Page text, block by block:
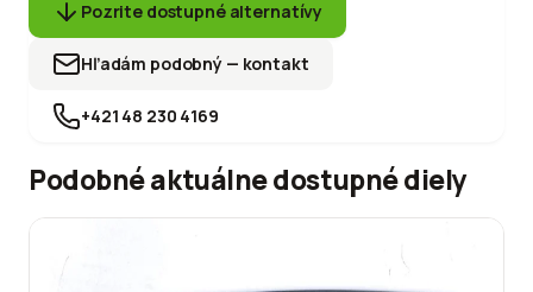
Pozrite dostupné alternatívy
Hľadám podobný — kontakt
+421 48 230 4169
Podobné aktuálne dostupné diely